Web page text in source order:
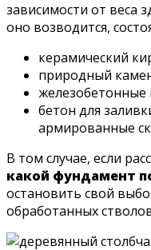
зависимости от веса
оно возводится,
керамический
природный
железобетонные
бетон для
армированные
В том случае, если
какой фундамент
остановить свой
обработанных